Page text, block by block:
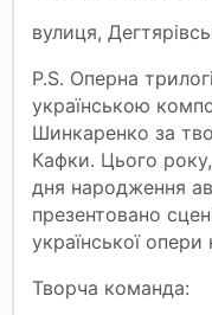
вулиця,
P.S. Оперна
українською
Шинкаренко за
Кафки. Цього
дня народження
презентовано
української
Творча команда: